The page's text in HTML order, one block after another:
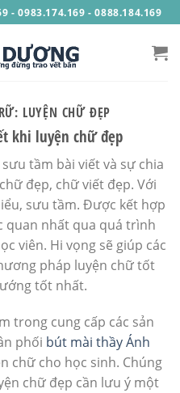
- 0983.174.169 - 0888.184.169
LUYỆN CHỮ ĐẸP
khi luyện chữ đẹp
tầm bài viết và sự chia
đẹp, chữ viết đẹp. Với
sưu tầm. Được kết hợp
quan nhất qua quá trình
viên. Hi vọng sẽ giúp các
pháp luyện chữ tốt
tốt nhất.
trong cung cấp các sản
phối bút mài thầy Ánh
chữ cho học sinh. Chúng
chữ đẹp cần lưu ý một